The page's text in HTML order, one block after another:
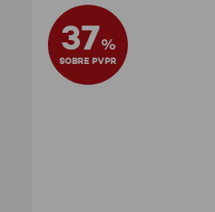
37%
SOBRE PVPR